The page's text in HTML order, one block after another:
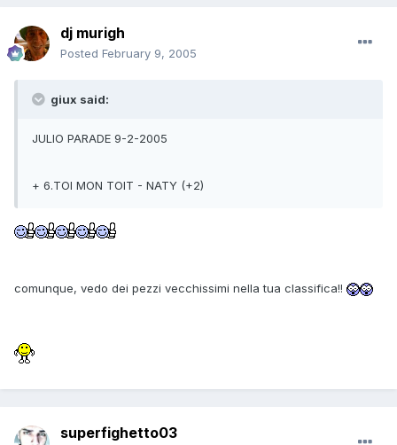
dj murigh
Posted February 9, 2005
giux said:
JULIO PARADE 9-2-2005
+ 6.TOI MON TOIT - NATY (+2)
comunque, vedo dei pezzi vecchissimi nella tua classifica!!
superfighetto03